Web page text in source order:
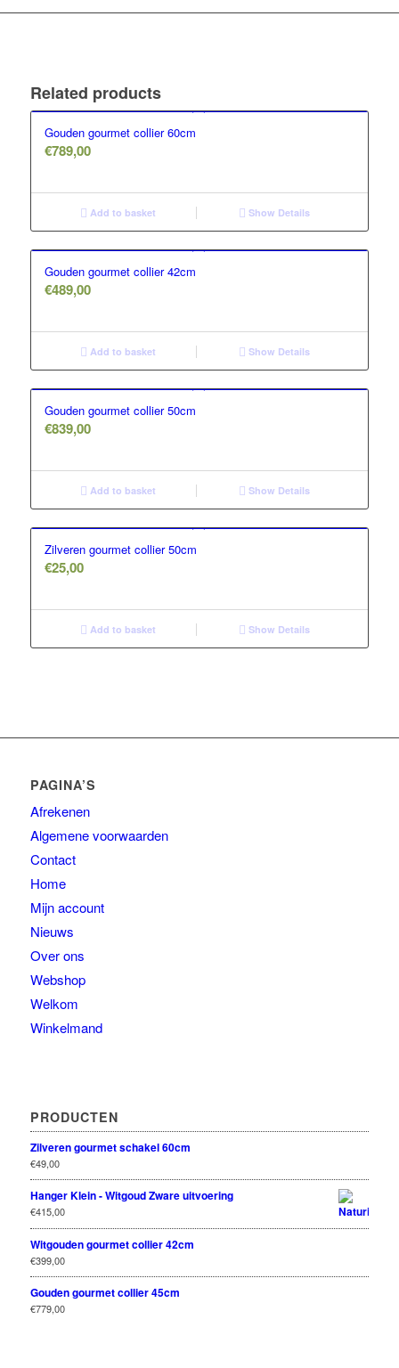
Related products
Gouden gourmet collier 60cm
€789,00
Add to basket Show Details
Gouden gourmet collier 42cm
€489,00
Add to basket Show Details
Gouden gourmet collier 50cm
€839,00
Add to basket Show Details
Zilveren gourmet collier 50cm
€25,00
Add to basket Show Details
PAGINA’S
Afrekenen
Algemene voorwaarden
Contact
Home
Mijn account
Nieuws
Over ons
Webshop
Welkom
Winkelmand
PRODUCTEN
Zilveren gourmet schakel 60cm
€49,00
Hanger Klein - Witgoud Zware uitvoering
€415,00
Witgouden gourmet collier 42cm
€399,00
Gouden gourmet collier 45cm
€779,00